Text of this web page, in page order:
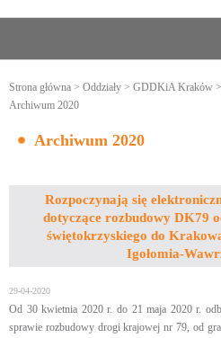
Strona główna > Oddziały > GDDKiA Kraków >
Archiwum 2020
Archiwum 2020
Rozpoczynają się
dotyczące rozbudowy DK79
świętokrzyskiego do
Igołomia-
29-04-2020
Od 30 kwietnia 2020 r. do 21 maja 2020 r.
sprawie rozbudowy drogi krajowej nr 79, od